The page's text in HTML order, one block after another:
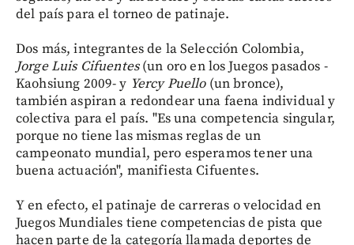
del país para el torneo de patinaje.
Dos más, integrantes de la Selección Colombia,
Jorge Luis Cifuentes(un oro en los Juegos pasados -
Kaohsiung 2009- y Yercy Puello(un bronce),
también aspiran a redondear una faena individual y
colectiva para el país. "Es una competencia singular,
porque no tiene las mismas reglas de un
campeonato mundial, pero esperamos tener una
buena actuación", manifiesta Cifuentes.
Y en efecto, el patinaje de carreras o velocidad en
Juegos Mundiales tiene competencias de pista que
hacen parte de la categoría llamada deportes de